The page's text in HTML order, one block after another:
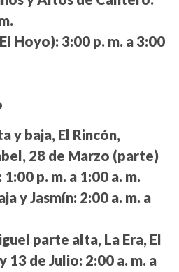
Hoyo): 3:00 p. m. a 3:00
y baja, El Rincón,
28 de Marzo (parte)
1:00 p. m. a 1:00 a. m.
y Jasmín: 2:00 a. m. a
parte alta, La Era, El
13 de Julio: 2:00 a. m. a